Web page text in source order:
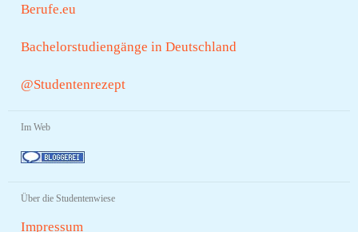
Berufe.eu
Bachelorstudiengänge in Deutschland
@Studentenrezept
Im Web
Über die Studentenwiese
Impressum